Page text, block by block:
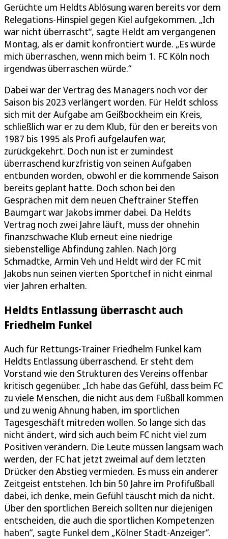
Gerüchte um Heldts Ablösung waren bereits vor dem
Relegations-Hinspiel gegen Kiel aufgekommen. „Ich
war nicht überrascht“, sagte Heldt am vergangenen
Montag, als er damit konfrontiert wurde. „Es würde
mich überraschen, wenn mich beim 1. FC Köln noch
irgendwas überraschen würde.“
Dabei war der Vertrag des Managers noch vor der
Saison bis 2023 verlängert worden. Für Heldt schloss
sich mit der Aufgabe am Geißbockheim ein Kreis,
schließlich war er zu dem Klub, für den er bereits von
1987 bis 1995 als Profi aufgelaufen war,
zurückgekehrt. Doch nun ist er zumindest
überraschend kurzfristig von seinen Aufgaben
entbunden worden, obwohl er die kommende Saison
bereits geplant hatte. Doch schon bei den
Gesprächen mit dem neuen Cheftrainer Steffen
Baumgart war Jakobs immer dabei. Da Heldts
Vertrag noch zwei Jahre läuft, muss der ohnehin
finanzschwache Klub erneut eine niedrige
siebenstellige Abfindung zahlen. Nach Jörg
Schmadtke, Armin Veh und Heldt wird der FC mit
Jakobs nun seinen vierten Sportchef in nicht einmal
vier Jahren erhalten.
Heldts Entlassung überrascht auch
Friedhelm Funkel
Auch für Rettungs-Trainer Friedhelm Funkel kam
Heldts Entlassung überraschend. Er steht dem
Vorstand wie den Strukturen des Vereins offenbar
kritisch gegenüber. „Ich habe das Gefühl, dass beim FC
zu viele Menschen, die nicht aus dem Fußball kommen
und zu wenig Ahnung haben, im sportlichen
Tagesgeschäft mitreden wollen. So lange sich das
nicht ändert, wird sich auch beim FC nicht viel zum
Positiven verändern. Die Leute müssen langsam wach
werden, der FC hat jetzt zweimal auf dem letzten
Drücker den Abstieg vermieden. Es muss ein anderer
Zeitgeist entstehen. Ich bin 50 Jahre im Profifußball
dabei, ich denke, mein Gefühl täuscht mich da nicht.
Über den sportlichen Bereich sollten nur diejenigen
entscheiden, die auch die sportlichen Kompetenzen
haben“, sagte Funkel dem „Kölner Stadt-Anzeiger“.